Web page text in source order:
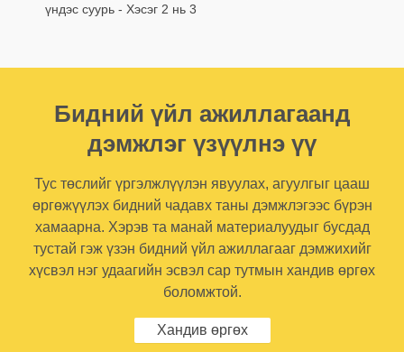
үндэс суурь - Хэсэг 2 нь 3
Бидний үйл ажиллагаанд
дэмжлэг үзүүлнэ үү
Тус төслийг үргэлжлүүлэн явуулах, агуулгыг цааш
өргөжүүлэх бидний чадавх таны дэмжлэгээс бүрэн
хамаарна. Хэрэв та манай материалуудыг бусдад
тустай гэж үзэн бидний үйл ажиллагааг дэмжихийг
хүсвэл нэг удаагийн эсвэл сар тутмын хандив өргөх
боломжтой.
Хандив өргөх